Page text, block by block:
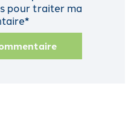
pour traiter ma